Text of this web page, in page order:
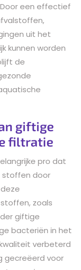
een effectief
uit het
kunnen worden
de
giftige
filtratie
pro dat
stoffen door
zoals
giftige
bacteriën in het
verbeterd
gecreëerd voor